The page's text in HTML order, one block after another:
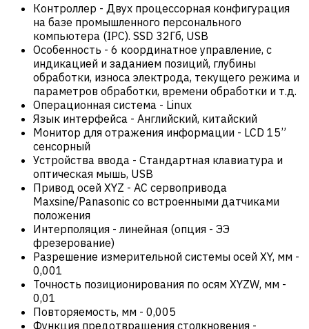
Контроллер - Двух процессорная конфигурация
на базе промышленного персонального
компьютера (IPC). SSD 32Гб, USB
Особенность - 6 координатное управление, с
индикацией и заданием позиций, глубины
обработки, износа электрода, текущего режима и
параметров обработки, времени обработки и т.д.
Операционная система - Linux
Язык интерфейса - Английский, китайский
Монитор для отражения информации - LCD 15”
сенсорный
Устройства ввода - Стандартная клавиатура и
оптическая мышь, USB
Привод осей XYZ - AC cервопривода
Maxsine/Panasonic со встроенными датчиками
положения
Интерполяция - линейная (опция - ЭЭ
фрезерование)
Разрешение измерительной системы осей XY, мм -
0,001
Точность позиционирования по осям XYZW, мм -
0,01
Повторяемость, мм - 0,005
Функция предотвращения столкновения -